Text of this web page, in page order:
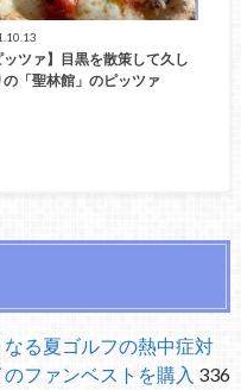
ッツァ】目黒を散策して久し
の「聖林館」のピッツァ
なる夏ゴルフの熱中症対
ファンベストを購入 336